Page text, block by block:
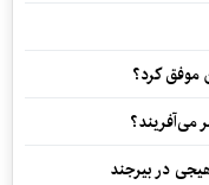
موفق کرد؟
می‌آفریند؟
در بیرجند